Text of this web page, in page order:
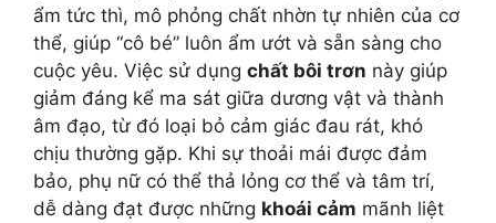
ẩm tức thì, mô phỏng chất nhờn tự nhiên của cơ
thể, giúp “cô bé” luôn ẩm ướt và sẵn sàng cho
cuộc yêu. Việc sử dụng chất bôi trơn này giúp
giảm đáng kể ma sát giữa dương vật và thành
âm đạo, từ đó loại bỏ cảm giác đau rát, khó
chịu thường gặp. Khi sự thoải mái được đảm
bảo, phụ nữ có thể thả lỏng cơ thể và tâm trí,
dễ dàng đạt được những khoái cảm mãnh liệt